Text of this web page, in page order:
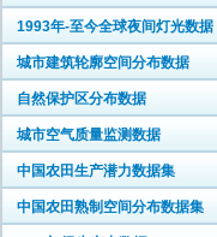
1993年-至今全球夜间灯光数据
城市建筑轮廓空间分布数据
自然保护区分布数据
城市空气质量监测数据
中国农田生产潜力数据集
中国农田熟制空间分布数据集